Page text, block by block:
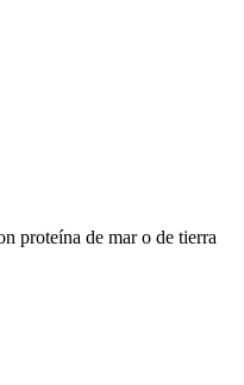
proteína de mar o de tierra